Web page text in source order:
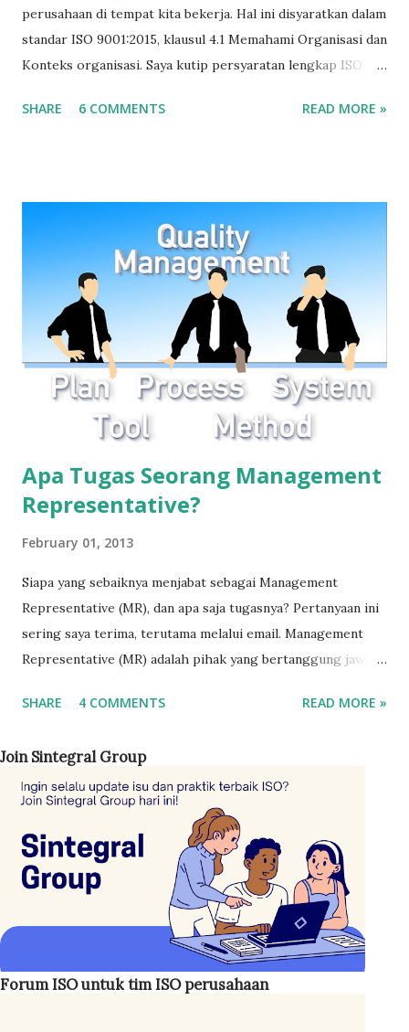
perusahaan di tempat kita bekerja. Hal ini disyaratkan dalam
standar ISO 9001:2015, klausul 4.1 Memahami Organisasi dan
Konteks organisasi. Saya kutip persyaratan lengkap ISO
Memahami organisasi dan konteksnya Organisasi harus
meninjau informasi tentang isu internal dan eksternal.
Sumber: SNI ISO 9001:2015
SHARE 6 COMMENTS READ MORE »
Apa Tugas Seorang Management
Representative?
February 01, 2013
Siapa yang sebaiknya menjabat sebagai Management
Representative (MR), dan apa saja tugasnya? Pertanyaan ini
sering saya terima, terutama melalui email. Management
Representative (MR) adalah pihak yang bertanggung jawab
9001 di perusahaan. Perannya adalah mengoordinasikan
dengan persyaratan standar. Standar ISO 9001 sendiri tidak
menetapkan kriteria khusus mengenai siapa yang harus
menjabat sebagai MR. Namun, disarankan posisi ini
dipegang oleh personel dengan jabatan cukup tinggi,
seperti General Manager (GM) . Jika hal tersebut tidak
memungkinkan, manajemen setidaknya menunjuk seseorang
pada level manajer . Hal ini penting karena MR berperan
sebagai koordinator sekaligus penggerak implementasi
sistem mutu di perusahaan. ISO 45001:2018 Bahasa
Indonesia Adapun tugas-tugas Management Representative
SHARE 4 COMMENTS READ MORE »
Join Sintegral Group
Forum ISO untuk tim ISO perusahaan